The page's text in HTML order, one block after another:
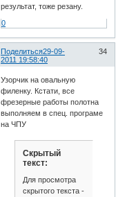
результат, тоже резану.
0
Поделиться 34
29-09-
2011 19:58:40
Узорчик на овальную
филенку. Кстати, все
фрезерные работы полотна
выполняем в спец. програме
на ЧПУ
Скрытый
текст:
Для просмотра
скрытого текста -